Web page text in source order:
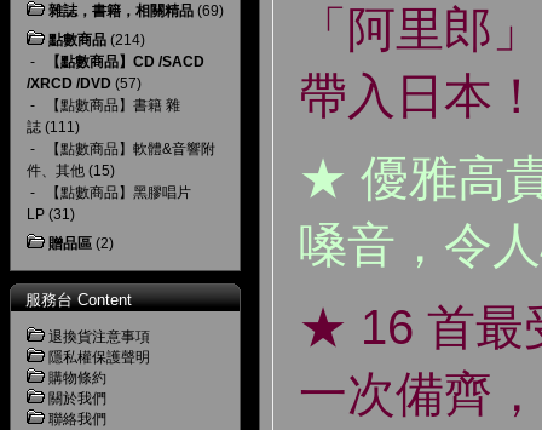
雜誌，書籍，相關精品 (69)
點數商品 (214)
-
【點數商品】CD /SACD
/XRCD /DVD (57)
-
【點數商品】書籍 雜
誌 (111)
-
【點數商品】軟體&音響附
件、其他 (15)
-
【點數商品】黑膠唱片
LP (31)
贈品區 (2)
服務台 Content
退換貨注意事項
隱私權保護聲明
購物條約
關於我們
聯絡我們
「阿里郎
帶入日本！
★ 優雅高
嗓音，令
★ 16 首最
一次備齊